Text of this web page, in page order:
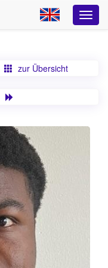
zur Übersicht